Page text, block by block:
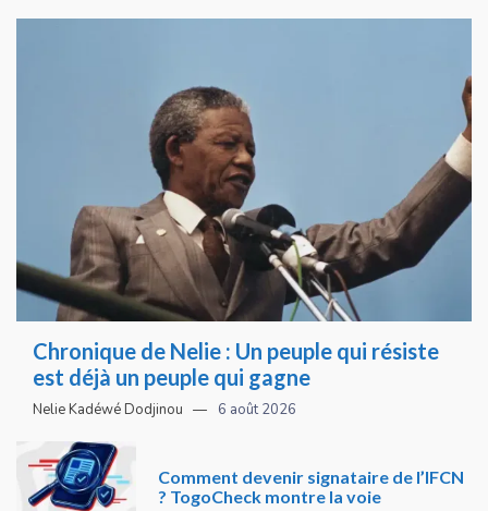
Chronique de Nelie : Un peuple qui résiste
est déjà un peuple qui gagne
Nelie Kadéwé Dodjinou 6 août 2026
Comment devenir signataire de l’IFCN
? TogoCheck montre la voie